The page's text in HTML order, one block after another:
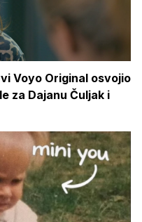
Voyo Original osvojio
za Dajanu Čuljak i